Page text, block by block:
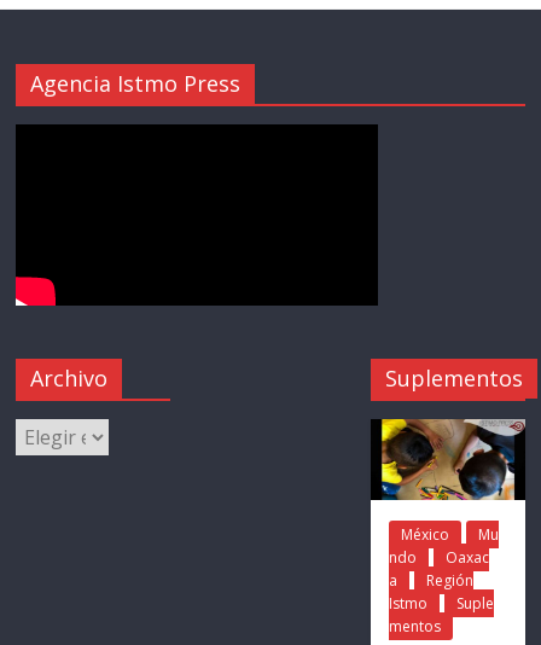
Agencia Istmo Press
Archivo Suplementos
México
Mu
ndo
Oaxac
a
Región
Istmo
Suple
mentos